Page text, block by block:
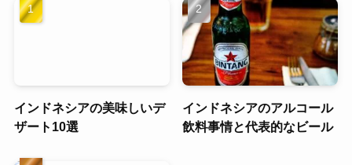
インドネシアの美味しいデ
ザート10選
インドネシアのアルコール
飲料事情と代表的なビール